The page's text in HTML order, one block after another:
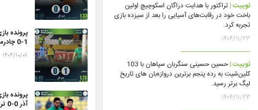
پرونده
1-0 چادرملو
۱۴۰۴/۱۰/۰۷
پرونده
آذر 0-0 تراکتور
توییت |تراکتور با هدایت دراگان اسکوچیچ اولین
باخت خود در رقابت‌های آسیایی را بعد از سیزده بازی
تجربه کرد.
۱۴۰۴/۱۱/۲۳
توییت |
حسین حسینی سنگربان سپاهان با 103
کلین‌شیت به رده پنجم برترین دروازه‌بان های تاریخ
لیگ برتر رسید.
۱۴۰۴/۱۱/۲۳